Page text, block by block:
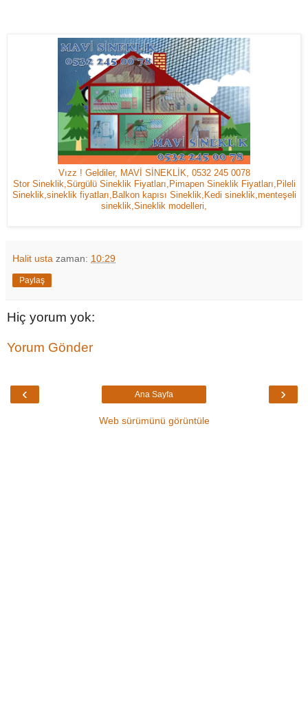
Vızz ! Geldiler, MAVİ SİNEKLİK, 0532 245 0078
Stor Sineklik,Sürgülü Sineklik Fiyatları,Pimapen Sineklik Fiyatları,Pileli
Sineklik,sineklik fiyatları,Balkon kapısı Sineklik,Kedi sineklik,menteşeli
sineklik,Sineklik modelleri,
Halit usta zaman: 10:29
Paylaş
Hiç yorum yok:
Yorum Gönder
‹ ›
Ana Sayfa
Web sürümünü görüntüle